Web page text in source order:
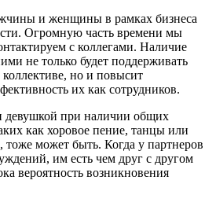
и женщины в рамках бизнеса
Огромную часть времени мы
с коллегами. Наличие
не только будет поддерживать
но и повысит
их как сотрудников.
при наличии общих
как хоровое пение, танцы или
тоже может быть. Когда у партнеров
им есть чем друг с другом
вероятность возникновения